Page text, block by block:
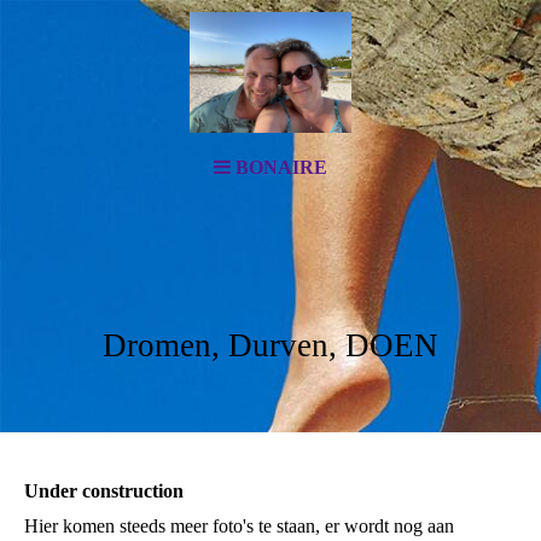
BONAIRE
Dromen, Durven, DOEN
Under construction
Hier komen steeds meer foto's te staan, er wordt nog aan